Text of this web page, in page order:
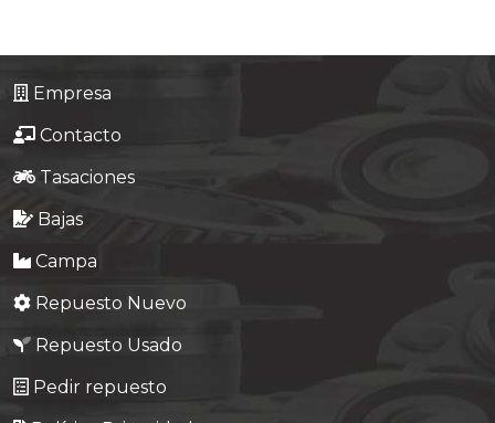
Empresa
Contacto
Tasaciones
Bajas
Campa
Repuesto Nuevo
Repuesto Usado
Pedir repuesto